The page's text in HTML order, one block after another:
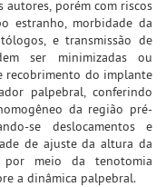
porém com riscos
estranho, morbidade da
e transmissão de
ser minimizadas ou
recobrimento do implante
palpebral, conferindo
da região pré-
se deslocamentos e
de ajuste da altura da
por meio da tenotomia
a dinâmica palpebral.